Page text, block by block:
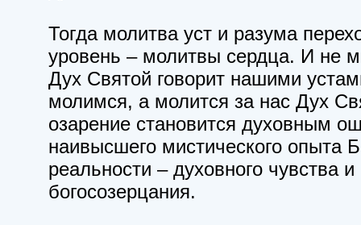
Тогда молитва уст и разума
уровень – молитвы сердца. И не
Дух Святой говорит нашими
молимся, а молится за нас Дух
озарение становится духовным
наивысшего мистического опыта
реальности – духовного чувства и
богосозерцания.